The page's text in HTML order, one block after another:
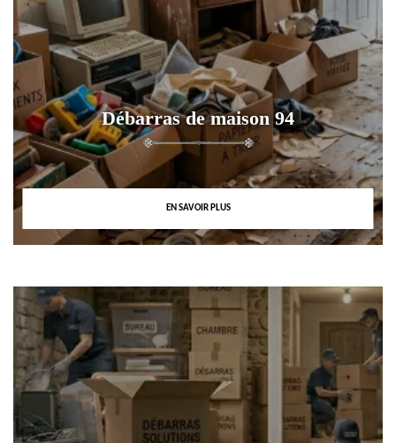
Débarras de maison 94
EN SAVOIR PLUS